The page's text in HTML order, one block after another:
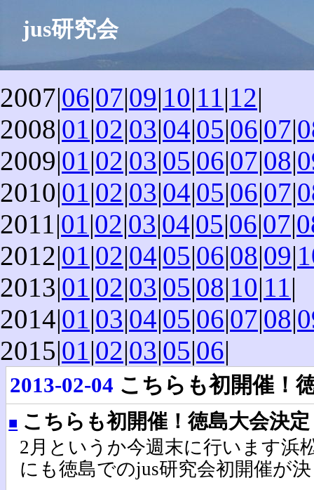
jus研究会
2007|06|07|09|10|11|12|
2008|01|02|03|04|05|06|07|
2009|01|02|03|05|06|07|08|
2010|01|02|03|04|05|06|07|
2011|01|02|03|04|05|06|07|
2012|01|02|04|05|06|08|09|
2013|01|02|03|05|08|10|11|
2014|01|03|04|05|06|07|08|
2015|01|02|03|05|06|
2013-02-04 こちらも初開催！
■ こちらも初開催！徳島大会決定
2月というか今週末に行います浜
にも徳島でのjus研究会初開催が